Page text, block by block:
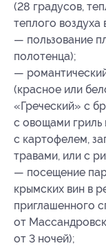
(28 градусов,
теплого воздуха
— пользование
полотенца);
—
(красное или
«Греческий» с
с овощами
с картофелем,
травами, или с
— посещение
крымских вин в
приглашенного
от
от 3 ночей);